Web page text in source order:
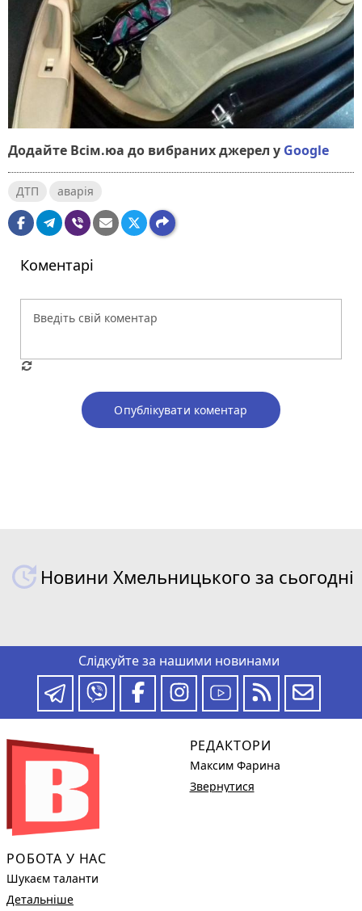
Додайте Всім.юа до вибраних джерел у Google
ДТП аварія
Коментарі
Опублікувати коментар
Новини Хмельницького за сьогодні
Слідкуйте за нашими новинами
РОБОТА У НАС
Шукаєм таланти
Детальніше
РЕДАКТОРИ
Максим Фарина
Звернутися